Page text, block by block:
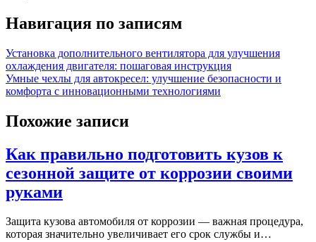
Навигация по записям
Установка дополнительного вентилятора для улучшения
охлаждения двигателя: пошаговая инструкция
Умные чехлы для автокресел: улучшение безопасности и
комфорта с инновационными технологиями
Похожие записи
Как правильно подготовить кузов к
сезонной защите от коррозии своими
руками
Защита кузова автомобиля от коррозии — важная процедура,
которая значительно увеличивает его срок службы и…